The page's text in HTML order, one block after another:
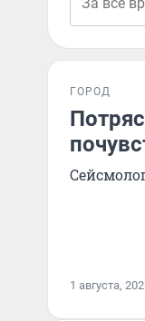
ГОРОД
1 августа,